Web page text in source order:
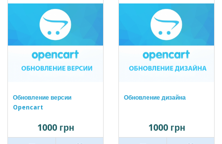
Обновление версии
Opencart
1000 грн
Обновление дизайна
1000 грн